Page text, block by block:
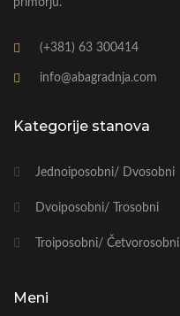
(+381) 63 300414
info@abagradnja.com
Kategorije stanova
Jednoiposobni/ Dvosobni
Dvoiposobni/ Trosobni
Troiposobni/ Četvorosobni
Meni